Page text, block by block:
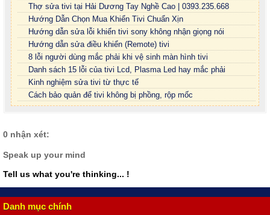
Danh mục chính
Thợ sửa tivi tại Hải Dương Tay Nghề Cao | 0393.235.668
Hướng Dẫn Chọn Mua Khiển Tivi Chuẩn Xịn
Hướng dẫn sửa lỗi khiển tivi sony không nhận giọng nói
Hướng dẫn sửa điều khiển (Remote) tivi
8 lỗi người dùng mắc phải khi vệ sinh màn hình tivi
Danh sách 15 lỗi của tivi Lcd, Plasma Led hay mắc phải
Kinh nghiệm sửa tivi từ thực tế
Cách bảo quản để tivi không bị phồng, rộp mốc
0 nhận xét:
Speak up your mind
Tell us what you're thinking... !